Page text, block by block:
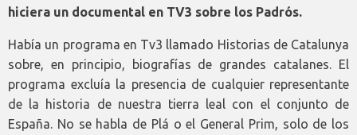
hiciera un documental en TV3 sobre los Padrós.
Había un programa en Tv3 llamado Historias de Catalunya
sobre, en principio, biografías de grandes catalanes. El
programa excluía la presencia de cualquier representante
de la historia de nuestra tierra leal con el conjunto de
España. No se habla de Plá o el General Prim, solo de los